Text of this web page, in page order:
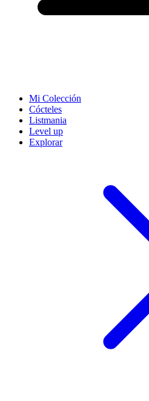
Mi Colección
Cócteles
Listmania
Level up
Explorar